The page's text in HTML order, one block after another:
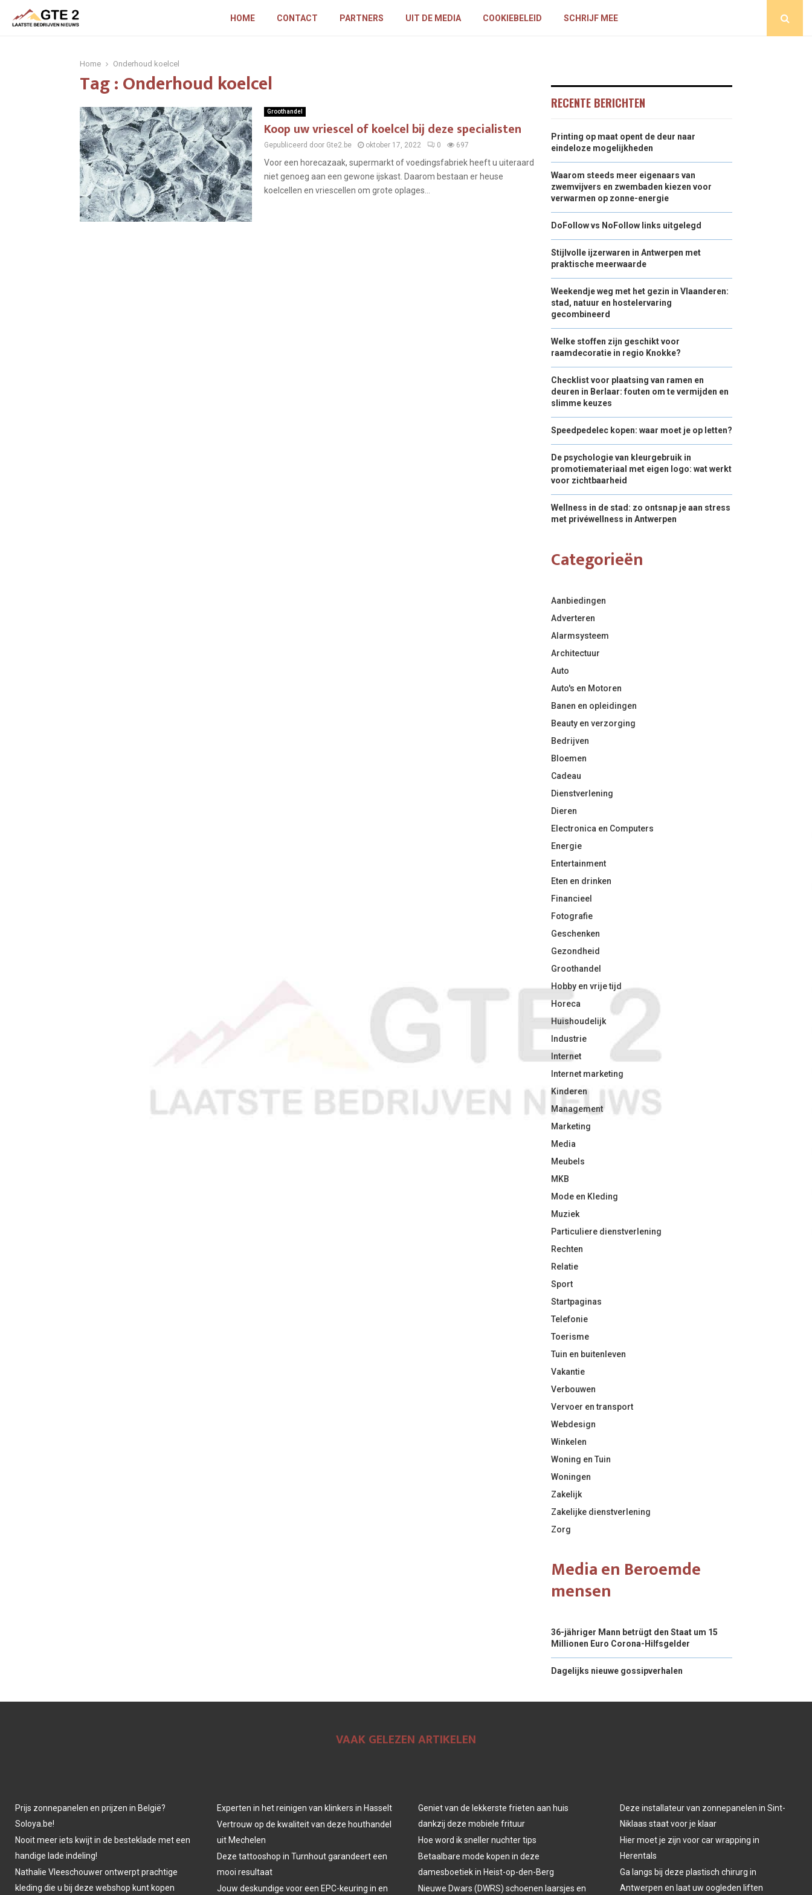
HOME CONTACT PARTNERS UIT DE MEDIA COOKIEBELEID SCHRIJF MEE
Home Onderhoud koelcel
Tag : Onderhoud koelcel
Groothandel
Koop uw vriescel of koelcel bij deze specialisten
Gepubliceerd door Gte2.be oktober 17, 2022 0 697
Voor een horecazaak, supermarkt of voedingsfabriek heeft u uiteraard
niet genoeg aan een gewone ijskast. Daarom bestaan er heuse
koelcellen en vriescellen om grote oplages...
RECENTE BERICHTEN
Printing op maat opent de deur naar
eindeloze mogelijkheden
Waarom steeds meer eigenaars van
zwemvijvers en zwembaden kiezen voor
verwarmen op zonne-energie
DoFollow vs NoFollow links uitgelegd
Stijlvolle ijzerwaren in Antwerpen met
praktische meerwaarde
Weekendje weg met het gezin in Vlaanderen:
stad, natuur en hostelervaring
gecombineerd
Welke stoffen zijn geschikt voor
raamdecoratie in regio Knokke?
Checklist voor plaatsing van ramen en
deuren in Berlaar: fouten om te vermijden en
slimme keuzes
Speedpedelec kopen: waar moet je op letten?
De psychologie van kleurgebruik in
promotiemateriaal met eigen logo: wat werkt
voor zichtbaarheid
Wellness in de stad: zo ontsnap je aan stress
met privéwellness in Antwerpen
Categorieën
Aanbiedingen
Adverteren
Alarmsysteem
Architectuur
Auto
Auto's en Motoren
Banen en opleidingen
Beauty en verzorging
Bedrijven
Bloemen
Cadeau
Dienstverlening
Dieren
Electronica en Computers
Energie
Entertainment
Eten en drinken
Financieel
Fotografie
Geschenken
Gezondheid
Groothandel
Hobby en vrije tijd
Horeca
Huishoudelijk
Industrie
Internet
Internet marketing
Kinderen
Management
Marketing
Media
Meubels
MKB
Mode en Kleding
Muziek
Particuliere dienstverlening
Rechten
Relatie
Sport
Startpaginas
Telefonie
Toerisme
Tuin en buitenleven
Vakantie
Verbouwen
Vervoer en transport
Webdesign
Winkelen
Woning en Tuin
Woningen
Zakelijk
Zakelijke dienstverlening
Zorg
Media en Beroemde
mensen
36-jähriger Mann betrügt den Staat um 15
Millionen Euro Corona-Hilfsgelder
Dagelijks nieuwe gossipverhalen
VAAK GELEZEN ARTIKELEN
Prijs zonnepanelen en prijzen in België?
Soloya.be!
Nooit meer iets kwijt in de besteklade met een
handige lade indeling!
Nathalie Vleeschouwer ontwerpt prachtige
kleding die u bij deze webshop kunt kopen
Experten in het reinigen van klinkers in Hasselt
Vertrouw op de kwaliteit van deze houthandel
uit Mechelen
Deze tattooshop in Turnhout garandeert een
mooi resultaat
Jouw deskundige voor een EPC-keuring in en
Geniet van de lekkerste frieten aan huis
dankzij deze mobiele frituur
Hoe word ik sneller nuchter tips
Betaalbare mode kopen in deze
damesboetiek in Heist-op-den-Berg
Nieuwe Dwars (DWRS) schoenen laarsjes en
Deze installateur van zonnepanelen in Sint-
Niklaas staat voor je klaar
Hier moet je zijn voor car wrapping in
Herentals
Ga langs bij deze plastisch chirurg in
Antwerpen en laat uw oogleden liften